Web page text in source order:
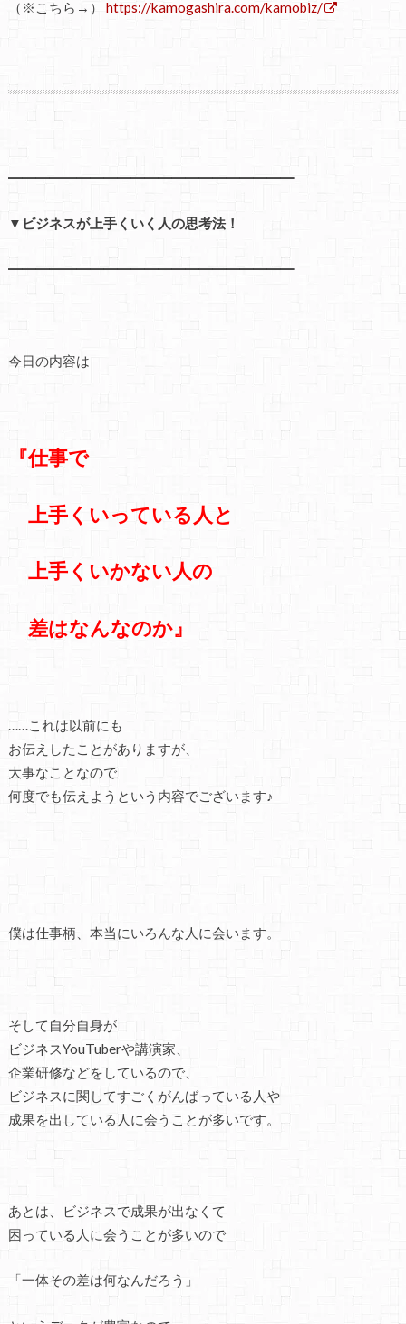
（※こちら→） https://kamogashira.com/kamobiz/
━━━━━━━━━━━━━━━━━━━━━
▼ビジネスが上手くいく人の思考法！
━━━━━━━━━━━━━━━━━━━━━
今日の内容は
『仕事で
上手くいっている人と
上手くいかない人の
差はなんなのか』
……これは以前にも
お伝えしたことがありますが、
大事なことなので
何度でも伝えようという内容でございます♪
僕は仕事柄、本当にいろんな人に会います。
そして自分自身が
ビジネスYouTuberや講演家、
企業研修などをしているので、
ビジネスに関してすごくがんばっている人や
成果を出している人に会うことが多いです。
あとは、ビジネスで成果が出なくて
困っている人に会うことが多いので
「一体その差は何なんだろう」